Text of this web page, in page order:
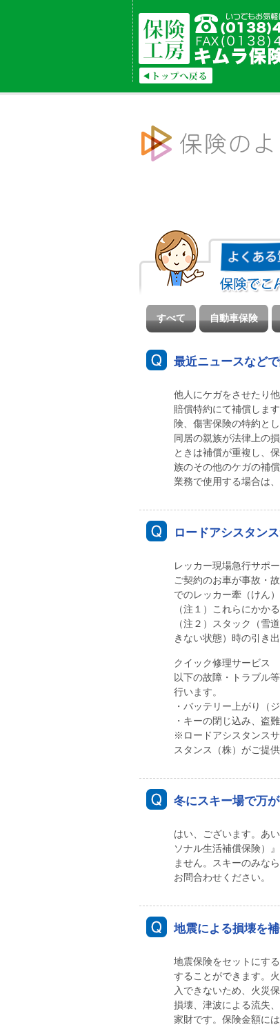
すべて 自動車保険
最近ニュースなど
他人にケガをさせたり
賠償特約にて補償しま
険、傷害保険の特約と
同居の親族が法律上の
ときは補償が重複し、
族のその他のケガの補
業務で使用する場合は
ロードアシスタン
レッカー現場急行サポー
ご契約のお車が事故・
でのレッカー牽（けん
（注１）これらにかか
（注２）スタック（雪
きない状態）時の引き
クイック修理サービス
以下の故障・トラブル
行います。
・バッテリー上がり
・キーの閉じ込み、盗
※ロードアシスタンス
スタンス（株）がご提供
冬にスキー場で万
はい、ございます。あ
ソナル生活補償保険）
ません。スキーのみな
お問合わせください。
地震による損壊を
地震保険をセットにす
することができます。
入できないため、火災
損壊、津波による流失
家財です。保険金額に